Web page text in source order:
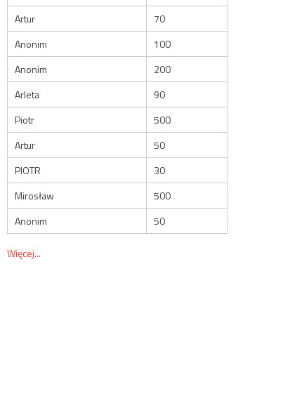
Artur
70
Anonim
100
Anonim
200
Arleta
90
Piotr
500
Artur
50
PIOTR
30
Mirosław
500
Anonim
50
Więcej...